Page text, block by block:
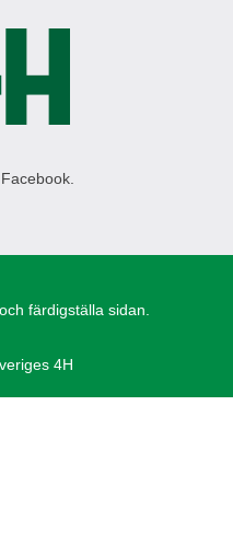
färdigställa sidan.
4H